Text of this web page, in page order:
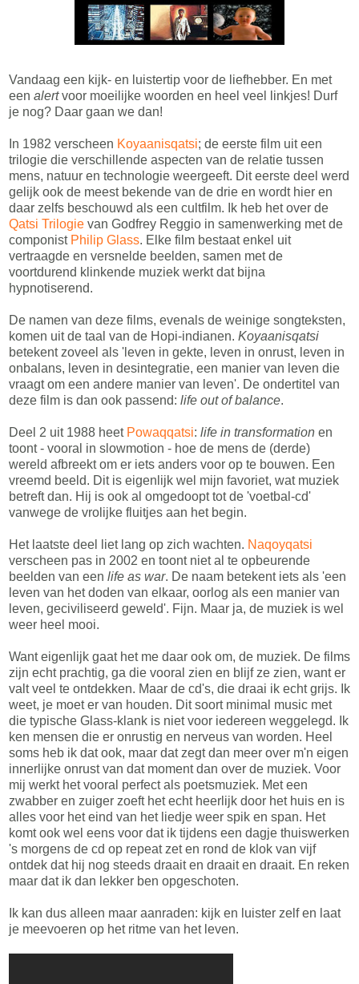
Vandaag een kijk- en luistertip voor de liefhebber. En met
een alertvoor moeilijke woorden en heel veel linkjes! Durf
je nog? Daar gaan we dan!
In 1982 verscheen Koyaanisqatsi; de eerste film uit een
trilogie die verschillende aspecten van de relatie tussen
mens, natuur en technologie weergeeft. Dit eerste deel werd
gelijk ook de meest bekende van de drie en wordt hier en
daar zelfs beschouwd als een cultfilm. Ik heb het over de
Qatsi Trilogie van Godfrey Reggio in samenwerking met de
componist Philip Glass. Elke film bestaat enkel uit
vertraagde en versnelde beelden, samen met de
voortdurend klinkende muziek werkt dat bijna
hypnotiserend.
De namen van deze films, evenals de weinige songteksten,
komen uit de taal van de Hopi-indianen. Koyaanisqatsi
betekent zoveel als 'leven in gekte, leven in onrust, leven in
onbalans, leven in desintegratie, een manier van leven die
vraagt om een andere manier van leven'. De ondertitel van
deze film is dan ook passend: life out of balance.
Deel 2 uit 1988 heet Powaqqatsi: life in transformation en
toont - vooral in slowmotion - hoe de mens de (derde)
wereld afbreekt om er iets anders voor op te bouwen. Een
vreemd beeld. Dit is eigenlijk wel mijn favoriet, wat muziek
betreft dan. Hij is ook al omgedoopt tot de 'voetbal-cd'
vanwege de vrolijke fluitjes aan het begin.
Het laatste deel liet lang op zich wachten. Naqoyqatsi
verscheen pas in 2002 en toont niet al te opbeurende
beelden van een life as war. De naam betekent iets als 'een
leven van het doden van elkaar, oorlog als een manier van
leven, geciviliseerd geweld'. Fijn. Maar ja, de muziek is wel
weer heel mooi.
Want eigenlijk gaat het me daar ook om, de muziek. De films
zijn echt prachtig, ga die vooral zien en blijf ze zien, want er
valt veel te ontdekken. Maar de cd's, die draai ik echt grijs. Ik
weet, je moet er van houden. Dit soort minimal music met
die typische Glass-klank is niet voor iedereen weggelegd. Ik
ken mensen die er onrustig en nerveus van worden. Heel
soms heb ik dat ook, maar dat zegt dan meer over m'n eigen
innerlijke onrust van dat moment dan over de muziek. Voor
mij werkt het vooral perfect als poetsmuziek. Met een
zwabber en zuiger zoeft het echt heerlijk door het huis en is
alles voor het eind van het liedje weer spik en span. Het
komt ook wel eens voor dat ik tijdens een dagje thuiswerken
's morgens de cd op repeat zet en rond de klok van vijf
ontdek dat hij nog steeds draait en draait en draait. En reken
maar dat ik dan lekker ben opgeschoten.
Ik kan dus alleen maar aanraden: kijk en luister zelf en laat
je meevoeren op het ritme van het leven.